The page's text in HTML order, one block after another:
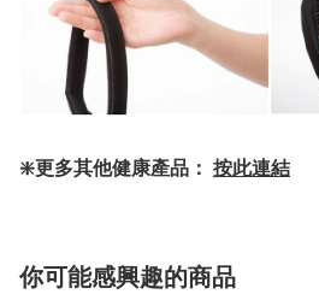
❇️更多其他健康產品： 按此連結
你可能感興趣的商品